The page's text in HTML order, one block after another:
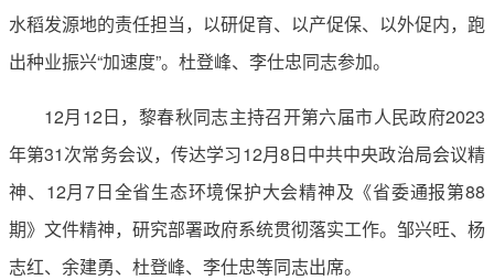
水稻发源地的责任担当，以研促育、以产促保、以外促内，跑
出种业振兴“加速度”。杜登峰、李仕忠同志参加。
12月12日，黎春秋同志主持召开第六届市人民政府2023
年第31次常务会议，传达学习12月8日中共中央政治局会议精
神、12月7日全省生态环境保护大会精神及《省委通报第88
期》文件精神，研究部署政府系统贯彻落实工作。邹兴旺、杨
志红、余建勇、杜登峰、李仕忠等同志出席。